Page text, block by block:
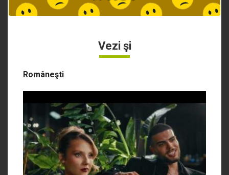
Vezi şi
Româneşti